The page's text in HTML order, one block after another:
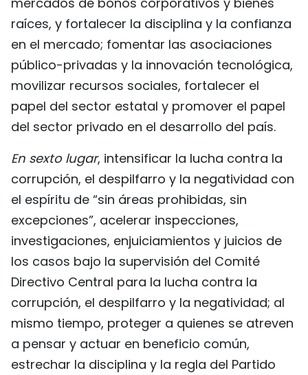
raíces, y fortalecer la disciplina y la confianza
en el mercado; fomentar las asociaciones
público-privadas y la innovación tecnológica,
movilizar recursos sociales, fortalecer el
papel del sector estatal y promover el papel
del sector privado en el desarrollo del país.
En sexto lugar, intensificar la lucha contra la
corrupción, el despilfarro y la negatividad con
el espíritu de “sin áreas prohibidas, sin
excepciones”, acelerar inspecciones,
investigaciones, enjuiciamientos y juicios de
los casos bajo la supervisión del Comité
Directivo Central para la lucha contra la
corrupción, el despilfarro y la negatividad; al
mismo tiempo, proteger a quienes se atreven
a pensar y actuar en beneficio común,
estrechar la disciplina y la regla del Partido